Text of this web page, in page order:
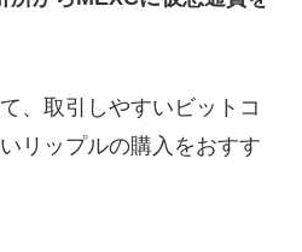
、取引しやすいビットコ
リップルの購入をおすす